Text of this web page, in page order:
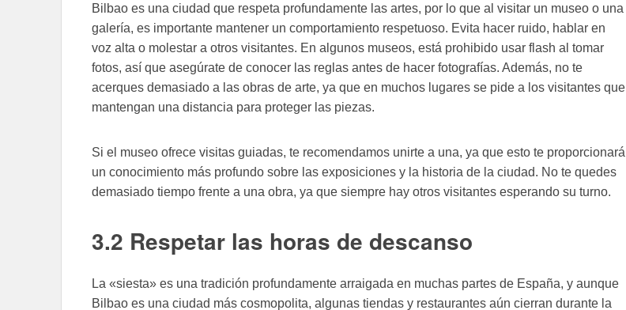
Bilbao es una ciudad que respeta profundamente las artes, por lo que al visitar un museo o una
galería, es importante mantener un comportamiento respetuoso. Evita hacer ruido, hablar en
voz alta o molestar a otros visitantes. En algunos museos, está prohibido usar flash al tomar
fotos, así que asegúrate de conocer las reglas antes de hacer fotografías. Además, no te
acerques demasiado a las obras de arte, ya que en muchos lugares se pide a los visitantes que
mantengan una distancia para proteger las piezas.
Si el museo ofrece visitas guiadas, te recomendamos unirte a una, ya que esto te proporcionará
un conocimiento más profundo sobre las exposiciones y la historia de la ciudad. No te quedes
demasiado tiempo frente a una obra, ya que siempre hay otros visitantes esperando su turno.
3.2 Respetar las horas de descanso
La «siesta» es una tradición profundamente arraigada en muchas partes de España, y aunque
Bilbao es una ciudad más cosmopolita, algunas tiendas y restaurantes aún cierran durante la